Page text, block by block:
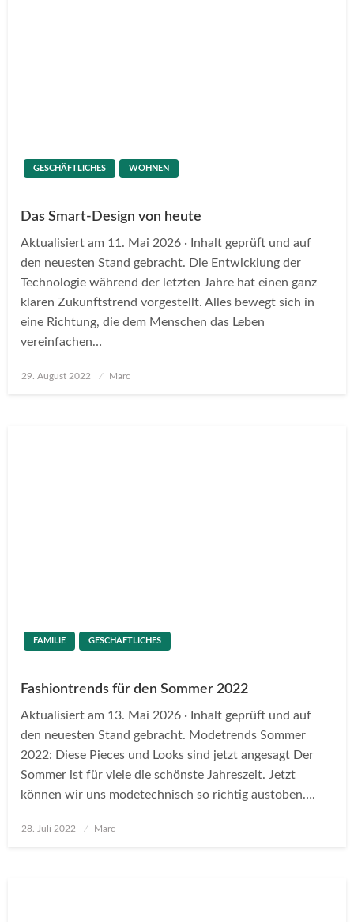
GESCHÄFTLICHES WOHNEN
Das Smart-Design von heute
Aktualisiert am 11. Mai 2026 · Inhalt geprüft und auf
den neuesten Stand gebracht. Die Entwicklung der
Technologie während der letzten Jahre hat einen ganz
klaren Zukunftstrend vorgestellt. Alles bewegt sich in
eine Richtung, die dem Menschen das Leben
vereinfachen…
Posted
29. August 2022 Marc
FAMILIE GESCHÄFTLICHES
Fashiontrends für den Sommer 2022
Aktualisiert am 13. Mai 2026 · Inhalt geprüft und auf
den neuesten Stand gebracht. Modetrends Sommer
2022: Diese Pieces und Looks sind jetzt angesagt Der
Sommer ist für viele die schönste Jahreszeit. Jetzt
können wir uns modetechnisch so richtig austoben….
Posted
28. Juli 2022 Marc